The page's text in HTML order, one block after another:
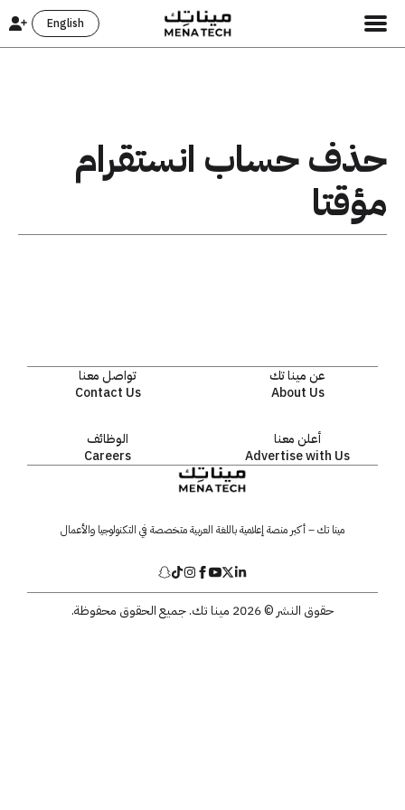
English
حذف حساب انستقرام
مؤقتا
عن مينا تك
About Us
تواصل معنا
Contact Us
أعلن معنا
Advertise with Us
الوظائف
Careers
مينا تك – أكبر منصة إعلامية باللغة العربية متخصصة في التكنولوجيا والأعمال
حقوق النشر © 2026 مينا تك. جميع الحقوق محفوظة.